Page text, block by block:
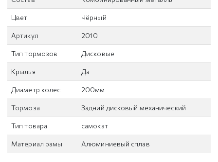
Цвет Чёрный
Артикул 2010
Тип тормозов Дисковые
Крылья Да
Диаметр колес 200мм
Тормоза Задний дисковый механический
Тип товара самокат
Материал рамы Алюминиевый сплав